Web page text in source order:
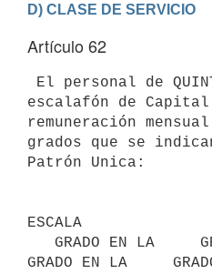
D) CLASE DE SERVICIO
Artículo 62
escalafón de
remuneración
grados que se
Patrón Unica:
ESCALA
GRADO EN LA